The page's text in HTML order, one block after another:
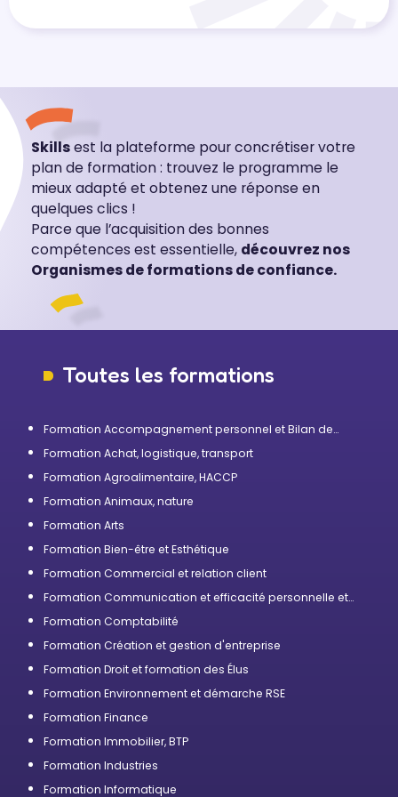
Skillsest la plateforme pour concrétiser votre
plan de formation : trouvez le programme le
mieux adapté et obtenez une réponse en
quelques clics !
Parce que l’acquisition des bonnes
compétences est essentielle, découvrez nos
Organismes de formations de confiance.
Toutes les formations
Formation Accompagnement personnel et Bilan de
Formation Achat, logistique, transport
Formation Agroalimentaire, HACCP
Formation Animaux, nature
Formation Arts
Formation Bien-être et Esthétique
Formation Commercial et relation client
Formation Communication et efficacité personnelle et
Formation Comptabilité
Formation Création et gestion d'entreprise
Formation Droit et formation des Élus
Formation Environnement et démarche RSE
Formation Finance
Formation Immobilier, BTP
Formation Industries
Formation Informatique